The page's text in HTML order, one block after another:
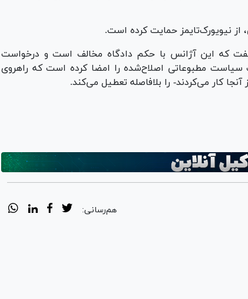
نیویورک‌تایمز حمایت کرده است.
که این آژانس با حکم دادگاه مخالف است و درخواست
سیاست مطبوعاتی اصلاح‌شده را امضا کرده است که راهروی
آنجا کار می‌کردند- را بلافاصله تعطیل می‌کند.
هم‌رسانی: